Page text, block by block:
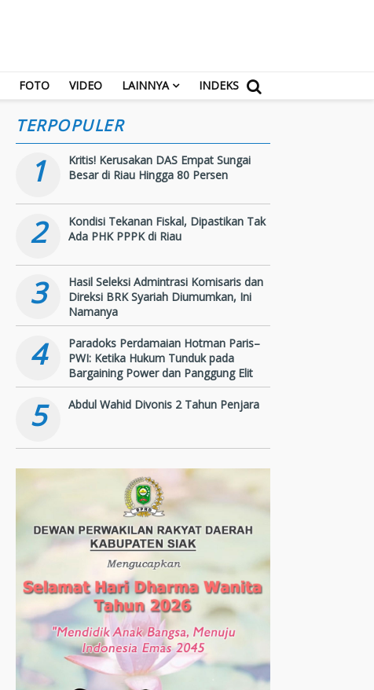
FOTO VIDEO LAINNYA INDEKS
TERPOPULER
1
Kritis! Kerusakan DAS Empat Sungai
Besar di Riau Hingga 80 Persen
2
Kondisi Tekanan Fiskal, Dipastikan Tak
Ada PHK PPPK di Riau
3
Hasil Seleksi Admintrasi Komisaris dan
Direksi BRK Syariah Diumumkan, Ini
Namanya
4
Paradoks Perdamaian Hotman Paris–
PWI: Ketika Hukum Tunduk pada
Bargaining Power dan Panggung Elit
5 Abdul Wahid Divonis 2 Tahun Penjara